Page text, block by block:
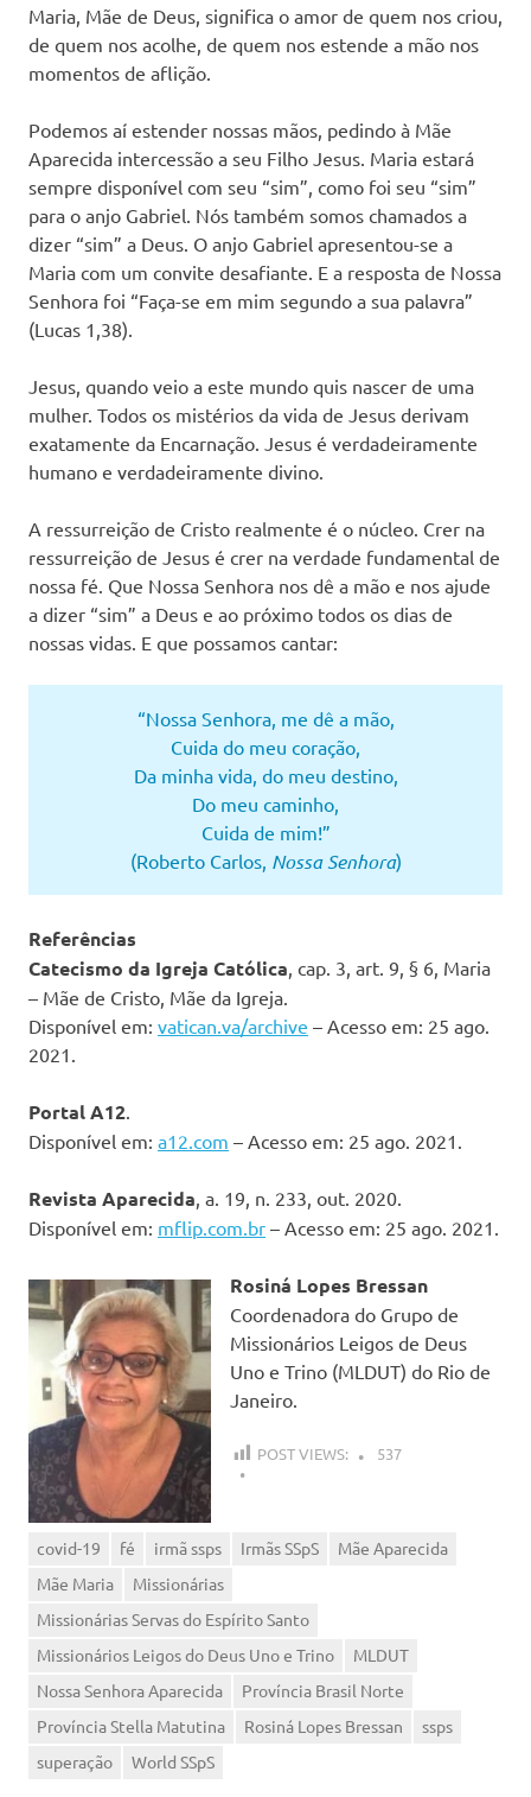
Maria, Mãe de Deus, significa o amor de quem nos criou,
de quem nos acolhe, de quem nos estende a mão nos
momentos de aflição.
Podemos aí estender nossas mãos, pedindo à Mãe
Aparecida intercessão a seu Filho Jesus. Maria estará
sempre disponível com seu “sim”, como foi seu “sim”
para o anjo Gabriel. Nós também somos chamados a
dizer “sim” a Deus. O anjo Gabriel apresentou-se a
Maria com um convite desafiante. E a resposta de Nossa
Senhora foi “Faça-se em mim segundo a sua palavra”
(Lucas 1,38).
Jesus, quando veio a este mundo quis nascer de uma
mulher. Todos os mistérios da vida de Jesus derivam
exatamente da Encarnação. Jesus é verdadeiramente
humano e verdadeiramente divino.
A ressurreição de Cristo realmente é o núcleo. Crer na
ressurreição de Jesus é crer na verdade fundamental de
nossa fé. Que Nossa Senhora nos dê a mão e nos ajude
a dizer “sim” a Deus e ao próximo todos os dias de
nossas vidas. E que possamos cantar:
“Nossa Senhora, me dê a mão,
Cuida do meu coração,
Da minha vida, do meu destino,
Do meu caminho,
Cuida de mim!”
(Roberto Carlos, Nossa Senhora)
Referências
Catecismo da Igreja Católica , cap. 3, art. 9, § 6, Maria
– Mãe de Cristo, Mãe da Igreja.
Disponível em: vatican.va/archive – Acesso em: 25 ago.
2021.
Portal A12
Disponível em: a12.com – Acesso em: 25 ago. 2021.
Revista Aparecida , a. 19, n. 233, out. 2020.
Disponível em: mflip.com.br – Acesso em: 25 ago. 2021.
Rosiná Lopes Bressan
Coordenadora do Grupo de
Missionários Leigos de Deus
Uno e Trino (MLDUT) do Rio de
Janeiro.
POST VIEWS: 537
covid-19 fé irmã ssps Irmãs SSpS
Mãe Aparecida
Mãe Maria
Missionárias
Missionárias Servas do Espírito Santo
Missionários Leigos do Deus Uno e Trino
MLDUT
Nossa Senhora Aparecida
Província Brasil Norte
Província Stella Matutina
Rosiná Lopes Bressan
ssps
superação
World SSpS